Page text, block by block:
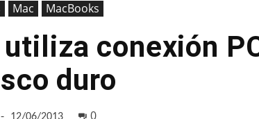
Mac MacBooks
conexión
duro
- 0